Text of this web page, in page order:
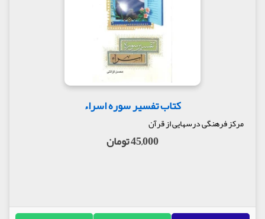
کتاب تفسیر سوره اسراء
مرکز فرهنگی درسهایی از قرآن
45,000 تومان